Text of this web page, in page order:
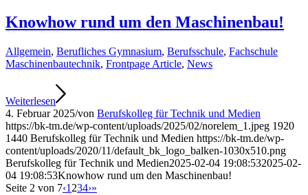
Knowhow rund um den Maschinenbau!
Allgemein, Berufliches Gymnasium, Berufsschule, Fachschule
Maschinenbautechnik, Frontpage Article, News
Weiterlesen
4. Februar 2025/von Berufskolleg für Technik und Medien
https://bk-tm.de/wp-content/uploads/2025/02/norelem_1.jpeg 1920
1440 Berufskolleg für Technik und Medien https://bk-tm.de/wp-
content/uploads/2020/11/default_bk_logo_balken-1030x510.png
Berufskolleg für Technik und Medien2025-02-04 19:08:532025-02-
04 19:08:53Knowhow rund um den Maschinenbau!
Seite 2 von 7‹1 234›»